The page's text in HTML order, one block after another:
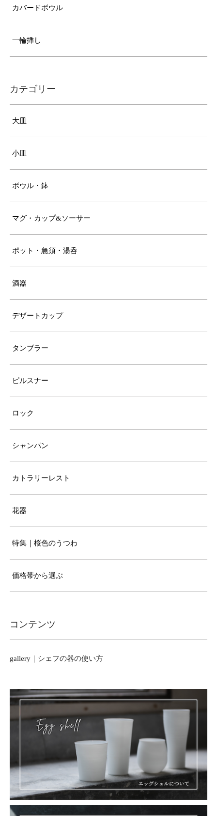
カバードボウル
一輪挿し
カテゴリー
大皿
小皿
ボウル・鉢
マグ・カップ&ソーサー
ポット・急須・湯呑
酒器
デザートカップ
タンブラー
ピルスナー
ロック
シャンパン
カトラリーレスト
花器
特集｜桜色のうつわ
価格帯から選ぶ
コンテンツ
gallery｜シェフの器の使い方